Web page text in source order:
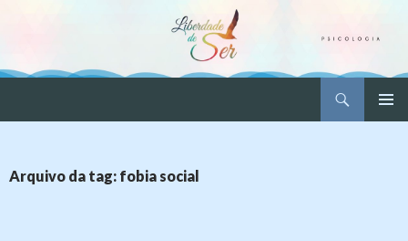
CONTEÚDO
Arquivo da tag: fobia social